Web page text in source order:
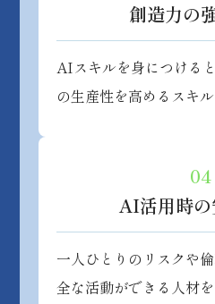
創造力の
AIスキルを身につける
の生産性を高めるスキル
04
AI活用時の
一人ひとりのリスクや
全な活動ができる人材を